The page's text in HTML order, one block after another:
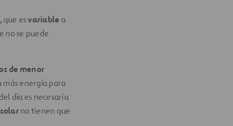
que esvariable a
no se puede
de menor
más energía para
día es necesaria
no tienen que